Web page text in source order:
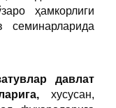
ҳамкорлиги
семинарларида
давлат
хусусан,